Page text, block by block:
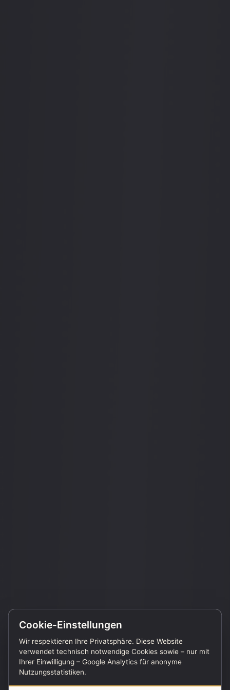
Cookie-Einstellungen
Wir respektieren Ihre Privatsphäre. Diese Website
verwendet technisch notwendige Cookies sowie – nur mit
Ihrer Einwilligung – Google Analytics für anonyme
Nutzungsstatistiken.